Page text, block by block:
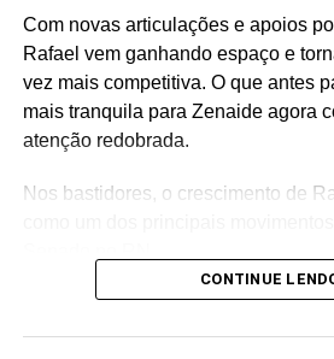
Com novas articulações e apoios
Rafael vem ganhando espaço e
vez mais competitiva. O que antes
mais tranquila para Zenaide agora
atenção redobrada.
Nos bastidores, o crescimento de
CONTINUE